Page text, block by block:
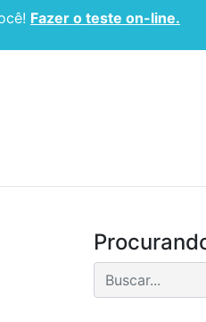
Fazer o teste on-line.